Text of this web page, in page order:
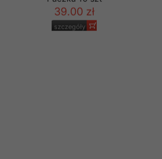
Bluzy damskie Roz
L-3XL. 1 kolor.